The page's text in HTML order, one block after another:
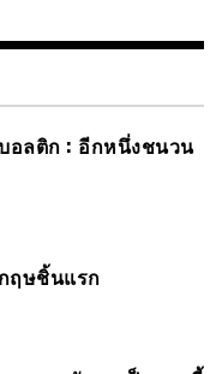
อลติก : อีกหนึ่งชนวน
ฤษชิ้นแรก